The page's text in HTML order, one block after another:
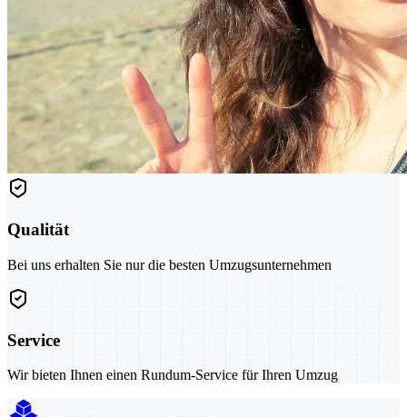
Qualität
Bei uns erhalten Sie nur die besten Umzugsunternehmen
Service
Wir bieten Ihnen einen Rundum-Service für Ihren Umzug